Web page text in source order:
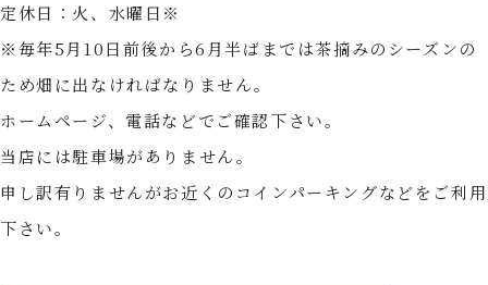
定休日：火、水曜日※
※毎年5月10日前後から6月半ばまでは茶摘みのシーズンの
ため畑に出なければなりません。
ホームページ、電話などでご確認下さい。
当店には駐車場がありません。
申し訳有りませんがお近くのコインパーキングなどをご利用
下さい。